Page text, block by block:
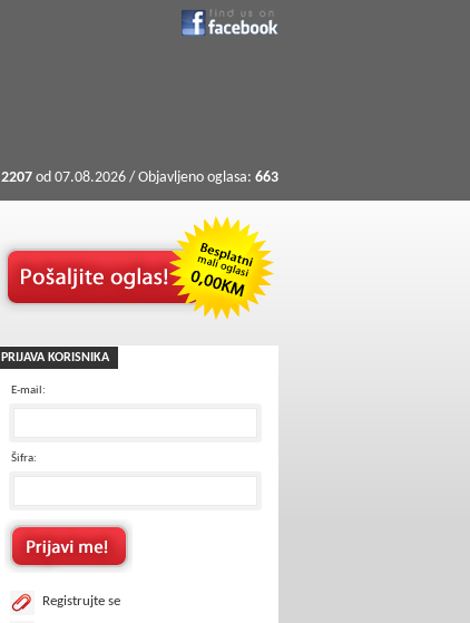
2207 od 07.08.2026 / Objavljeno oglasa: 663
PRIJAVA KORISNIKA
E-mail:
Šifra:
Registrujte se